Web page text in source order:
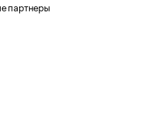
партнеры